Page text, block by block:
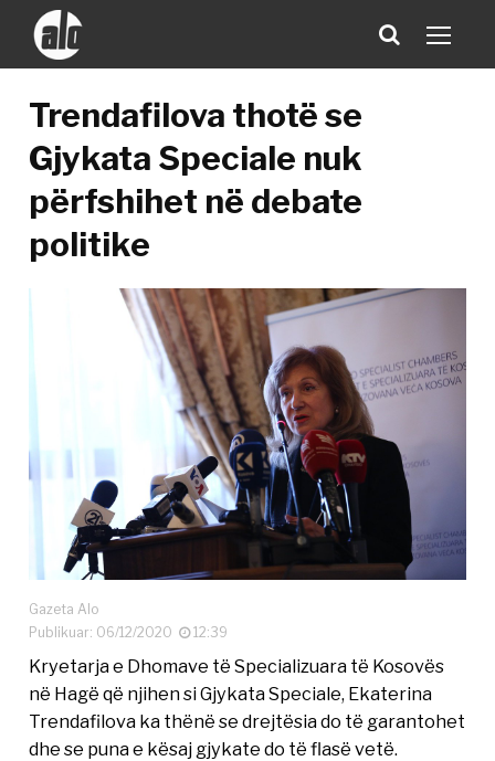
Trendafilova thotë se
Gjykata Speciale nuk
përfshihet në debate
politike
Gazeta Alo
Publikuar: 06/12/2020
12:39
Kryetarja e Dhomave të Specializuara të Kosovës
në Hagë që njihen si Gjykata Speciale, Ekaterina
Trendafilova ka thënë se drejtësia do të garantohet
dhe se puna e kësaj gjykate do të flasë vetë.